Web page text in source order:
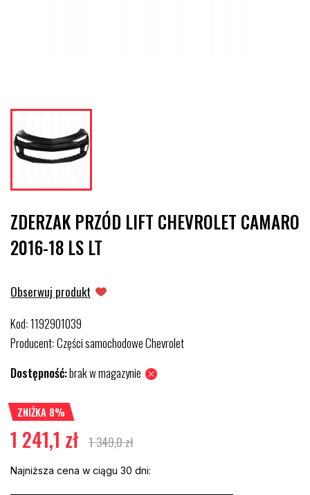
ZDERZAK PRZÓD LIFT CHEVROLET CAMARO
2016-18 LS LT
Obserwuj produkt
Kod:1192901039
Producent:Części samochodowe Chevrolet
Dostępność:brak w magazynie
ZNIŻKA 8%
1 241,1 zł 1 349,0 zł
Najniższa cena w ciągu 30 dni: